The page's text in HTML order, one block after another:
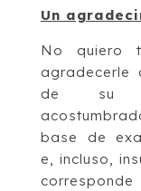
Un
No quiero
de su
base de
e, incluso,